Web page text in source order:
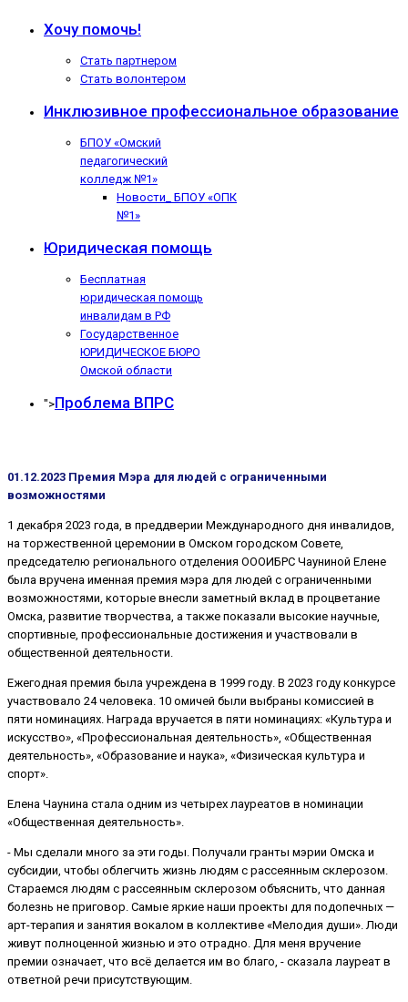
Хочу помочь!
Стать партнером
Стать волонтером
Инклюзивное профессиональное образование
БПОУ «Омский
педагогический
колледж №1»
Новости_ БПОУ «ОПК
№1»
Юридическая помощь
Бесплатная
юридическая помощь
инвалидам в РФ
Государственное
ЮРИДИЧЕСКОЕ БЮРО
Омской области
">Проблема ВПРС
01.12.2023 Премия Мэра для людей с ограниченными
возможностями
1 декабря 2023 года, в преддверии Международного дня инвалидов,
на торжественной церемонии в Омском городском Совете,
председателю регионального отделения ОООИБРС Чауниной Елене
была вручена именная премия мэра для людей с ограниченными
возможностями, которые внесли заметный вклад в процветание
Омска, развитие творчества, а также показали высокие научные,
спортивные, профессиональные достижения и участвовали в
общественной деятельности.
Ежегодная премия была учреждена в 1999 году. В 2023 году конкурсе
участвовало 24 человека. 10 омичей были выбраны комиссией в
пяти номинациях. Награда вручается в пяти номинациях: «Культура и
искусство», «Профессиональная деятельность», «Общественная
деятельность», «Образование и наука», «Физическая культура и
спорт».
Елена Чаунина стала одним из четырех лауреатов в номинации
«Общественная деятельность».
- Мы сделали много за эти годы. Получали гранты мэрии Омска и
субсидии, чтобы облегчить жизнь людям с рассеянным склерозом.
Стараемся людям с рассеянным склерозом объяснить, что данная
болезнь не приговор. Самые яркие наши проекты для подопечных —
арт-терапия и занятия вокалом в коллективе «Мелодия души». Люди
живут полноценной жизнью и это отрадно. Для меня вручение
премии означает, что всё делается им во благо, - сказала лауреат в
ответной речи присутствующим.